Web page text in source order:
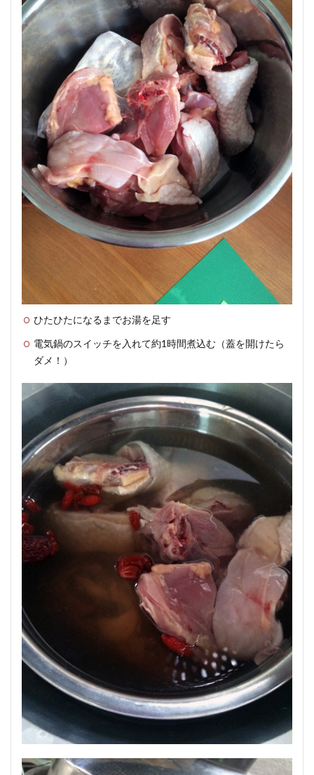
「ツ
ムラ
十全
大補
湯エ
キス
顆粒
（医
療
用）
に記
載の
あっ
た作
用と
（Kracie）
の「十全
キス錠ク
ラシエ」
トより引
ひたひたになるまでお湯を足す
電気鍋のスイッチを入れて約1時間煮込む（蓋を開けたら
ダメ！）